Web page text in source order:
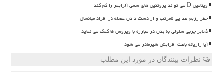
ویتامین D می تواند پروتئین های سمی آلزایمر را کم کند
خطر رژیم غذایی نامرتب و از دست دادن عضله در افراد میانسال
ذخایر چربی سلولی به بدن در مبارزه با ویروس ها کمک می نماید
آیا رازیانه باعث افزایش شیرمادر می شود
نظرات بینندگان در مورد این مطلب